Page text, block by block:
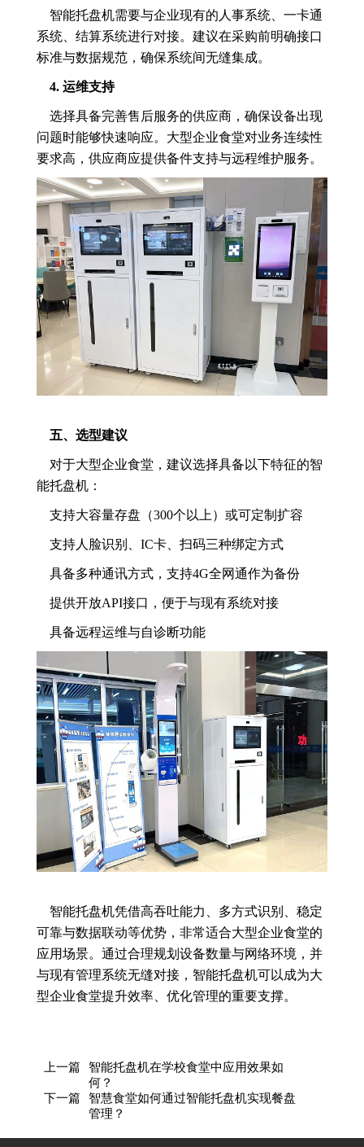
智能托盘机需要与企业现有的人事系统、一卡通
系统、结算系统进行对接。建议在采购前明确接口
标准与数据规范，确保系统间无缝集成。
4. 运维支持
选择具备完善售后服务的供应商，确保设备出现
问题时能够快速响应。大型企业食堂对业务连续性
要求高，供应商应提供备件支持与远程维护服务。
五、选型建议
对于大型企业食堂，建议选择具备以下特征的智
能托盘机：
支持大容量存盘（300个以上）或可定制扩容
支持人脸识别、IC卡、扫码三种绑定方式
具备多种通讯方式，支持4G全网通作为备份
提供开放API接口，便于与现有系统对接
具备远程运维与自诊断功能
智能托盘机凭借高吞吐能力、多方式识别、稳定
可靠与数据联动等优势，非常适合大型企业食堂的
应用场景。通过合理规划设备数量与网络环境，并
与现有管理系统无缝对接，智能托盘机可以成为大
型企业食堂提升效率、优化管理的重要支撑。
上一篇
智能托盘机在学校食堂中应用效果如
何？
下一篇
智慧食堂如何通过智能托盘机实现餐盘
管理？